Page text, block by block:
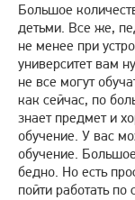
Большое
детьми. Все же,
не менее при
университет вам
не все могут
как сейчас, по
знает предмет и
обучение. У вас
обучение.
бедно. Но есть
пойти работать по